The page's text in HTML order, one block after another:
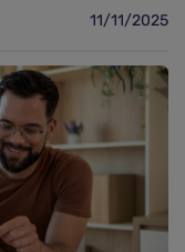
11/11/2025